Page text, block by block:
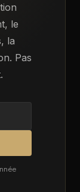
le
la
Pas